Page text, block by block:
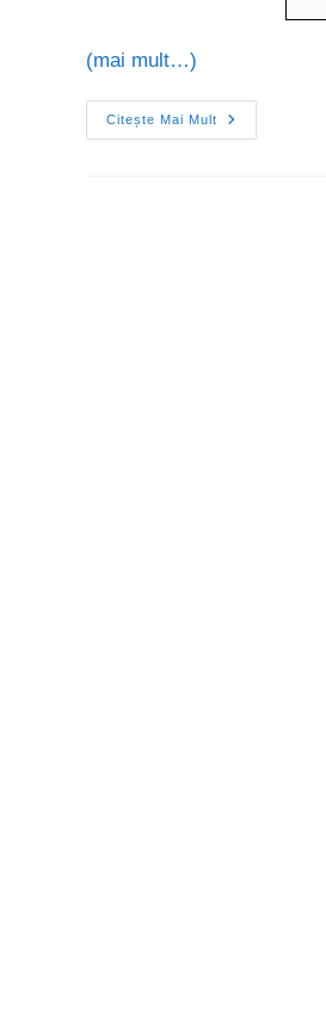
(mai mult…)
Citește Mai Mult